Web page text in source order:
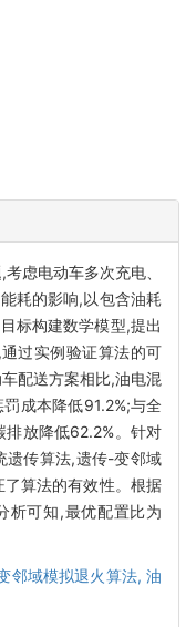
虑电动车多次充电、
耗的影响,以包含油耗
标构建数学模型,提出
过实例验证算法的可
配送方案相比,油电混
成本降低91.2%;与全
排放降低62.2%。针对
遗传算法,遗传-变邻域
算法的有效性。根据
析可知,最优配置比为
邻域模拟退火算法,油